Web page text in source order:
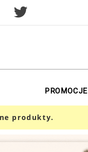
PROMOCJE
produkty.